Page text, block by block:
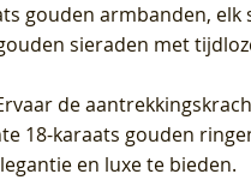
gouden armbanden,
sieraden met
de
18-karaats gouden
en luxe te bieden.